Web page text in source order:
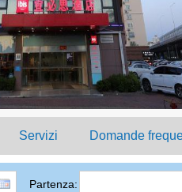
Servizi Domande
Partenza: